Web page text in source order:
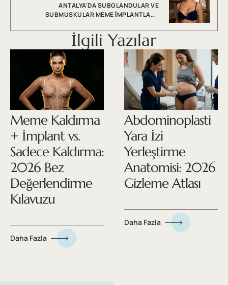
ANTALYA'DA SUBGLANDULAR VE
SUBMUSKULAR MEME İMPLANTLARI:
İlgili Yazılar
Meme Kaldırma
+ İmplant vs.
Sadece Kaldırma:
2026 Bez
Değerlendirme
Kılavuzu
Daha Fazla
Abdominoplasti
Yara İzi
Yerleştirme
Anatomisi: 2026
Gizleme Atlası
Daha Fazla